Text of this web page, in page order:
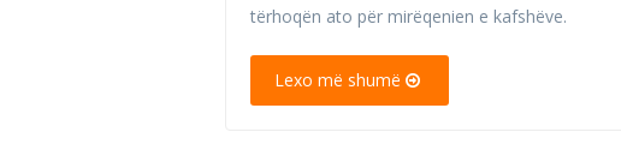
tërhoqën ato për mirëqenien e kafshëve.
Lexo më shumë